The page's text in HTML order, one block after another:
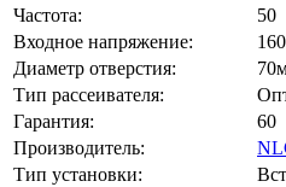
Частота:
50
Входное напряжение:
Диаметр отверстия:
Тип рассеивателя:
Гарантия:
60
Производитель:
Тип установки: